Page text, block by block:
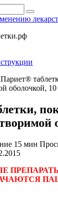
Париет®
оболочкой,
15 мин